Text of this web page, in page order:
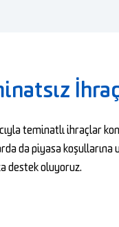
teminatlı ihraçlar
da piyasa koşullarına
destek oluyoruz.